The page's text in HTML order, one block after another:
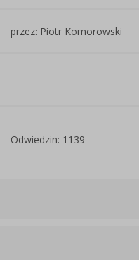
przez: Piotr Komorowski
Odwiedzin: 1139